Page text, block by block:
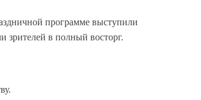
программе выступили
в полный восторг.